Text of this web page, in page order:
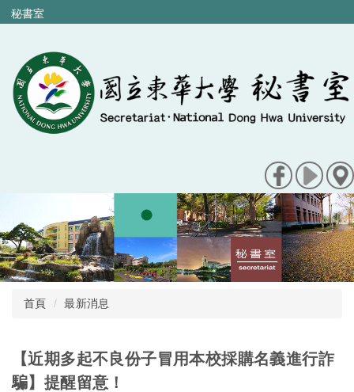
跳
到
內
容
區
秘書室
首頁 最新消息
【近期多起不良份子冒用本校採購名義進行詐
騙】提醒留意！